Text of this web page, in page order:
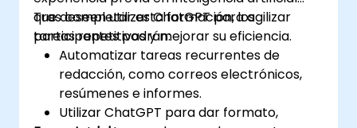
que deseen utilizar ChatGPT para agilizar
tareas repetitivas y mejorar su eficiencia.
Tras completar esta formación, los
participantes podrán:
Automatizar tareas recurrentes de
redacción, como correos electrónicos,
resúmenes e informes.
Utilizar ChatGPT para dar formato,